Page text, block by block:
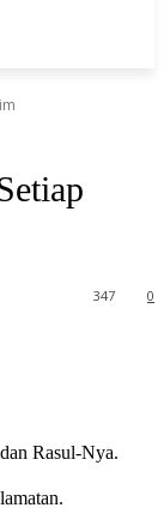
0
347
Rasul-Nya.